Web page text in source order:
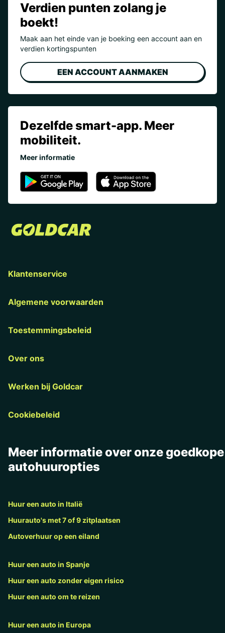
Verdien punten zolang je
boekt!
Maak aan het einde van je boeking een account aan en
verdien kortingspunten
EEN ACCOUNT AANMAKEN
Dezelfde smart-app. Meer
mobiliteit.
Meer informatie
Klantenservice
Algemene voorwaarden
Toestemmingsbeleid
Over ons
Werken bij Goldcar
Cookiebeleid
Meer informatie over onze goedkope
autohuuropties
Huur een auto in Italië
Huurauto's met 7 of 9 zitplaatsen
Autoverhuur op een eiland
Huur een auto in Spanje
Huur een auto zonder eigen risico
Huur een auto om te reizen
Huur een auto in Europa